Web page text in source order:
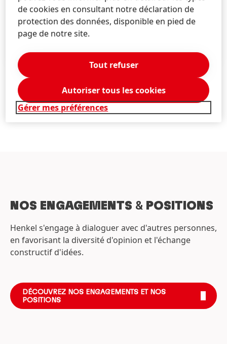
L'objectif : permettre aux consommateurs de
faire des choix durables.
1 sur 2
NOS ENGAGEMENTS & POSITIONS
Henkel s'engage à dialoguer avec d'autres personnes,
en favorisant la diversité d'opinion et l'échange
constructif d'idées.
DÉCOUVREZ NOS ENGAGEMENTS ET NOS
POSITIONS
de cookies en consultant notre déclaration de
protection des données, disponible en pied de
page de notre site.
Gérer mes préférences
Tout refuser
Autoriser tous les cookies